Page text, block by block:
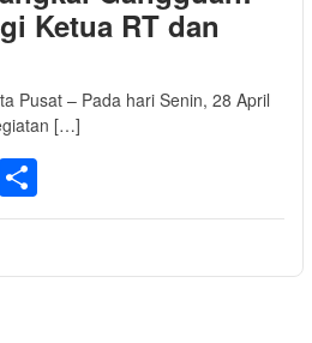
Ketua RT dan
Pusat – Pada hari Senin, 28 April
[…]
WhatsApp